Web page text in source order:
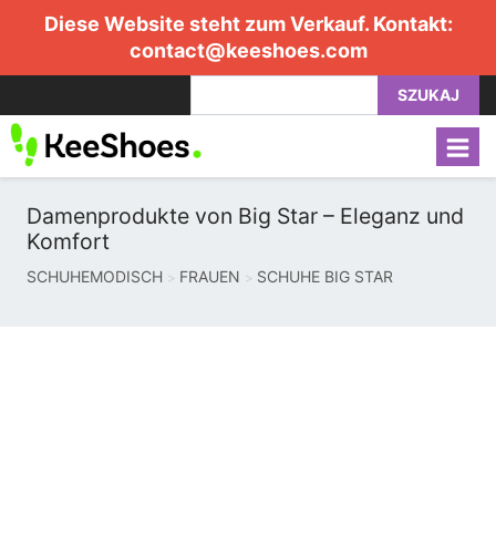
Diese Website steht zum Verkauf. Kontakt:
contact@keeshoes.com
SZUKAJ
Damenprodukte von Big Star – Eleganz und
Komfort
SCHUHEMODISCH FRAUEN SCHUHE BIG STAR